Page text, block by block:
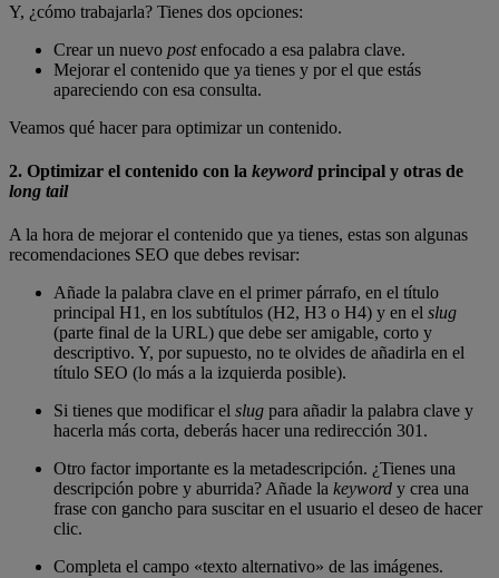
Y, ¿cómo trabajarla? Tienes dos opciones:
Crear un nuevo postenfocado a esa palabra clave.
Mejorar el contenido que ya tienes y por el que estás
apareciendo con esa consulta.
Veamos qué hacer para optimizar un contenido.
2. Optimizar el contenido con la keyword principal y otras de
long tail
A la hora de mejorar el contenido que ya tienes, estas son algunas
recomendaciones SEO que debes revisar:
Añade la palabra clave en el primer párrafo, en el título
principal H1, en los subtítulos (H2, H3 o H4) y en el slug
(parte final de la URL) que debe ser amigable, corto y
descriptivo. Y, por supuesto, no te olvides de añadirla en el
título SEO (lo más a la izquierda posible).
Si tienes que modificar el slug para añadir la palabra clave y
hacerla más corta, deberás hacer una redirección 301.
Otro factor importante es la metadescripción. ¿Tienes una
descripción pobre y aburrida? Añade la keyword y crea una
frase con gancho para suscitar en el usuario el deseo de hacer
clic.
Completa el campo «texto alternativo» de las imágenes.